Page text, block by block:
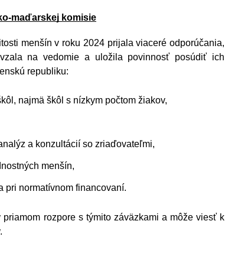
maďarskej komisie
menšín v roku 2024 prijala viaceré odporúčania,
na vedomie a uložila povinnosť posúdiť ich
republiku:
najmä škôl s nízkym počtom žiakov,
a konzultácií so zriaďovateľmi,
menšín,
pri normatívnom financovaní.
rozpore s týmito záväzkami a môže viesť k